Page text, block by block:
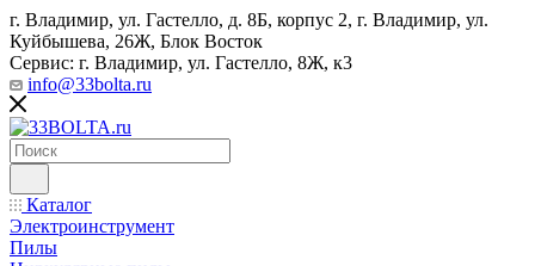
г. Владимир, ул. Гастелло, д. 8Б, корпус 2, г. Владимир, ул. ​
Куйбышева, 26Ж, Блок Восток
Сервис: г. Владимир, ул. Гастелло, 8Ж, к3
info@33bolta.ru
Каталог
Электроинструмент
Пилы